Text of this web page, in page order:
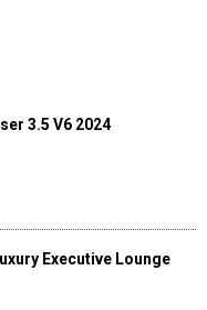
3.5 V6 2024
Executive Lounge